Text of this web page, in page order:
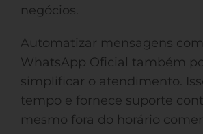
negócios.
Automatizar mensagens
WhatsApp Oficial também
simplificar o atendimento.
tempo e fornece suporte
mesmo fora do horário